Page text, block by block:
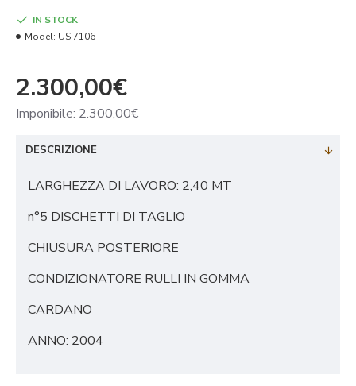
2.300,00€
Imponibile: 2.300,00€
IN STOCK
Model: US 7106
DESCRIZIONE
LARGHEZZA DI LAVORO: 2,40 MT
n°5 DISCHETTI DI TAGLIO
CHIUSURA POSTERIORE
CONDIZIONATORE RULLI IN GOMMA
CARDANO
ANNO: 2004